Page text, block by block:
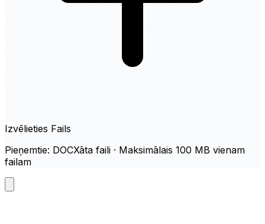
Izvēlieties Fails
Pieņemtie: DOCXāta faili · Maksimālais 100 MB vienam
failam